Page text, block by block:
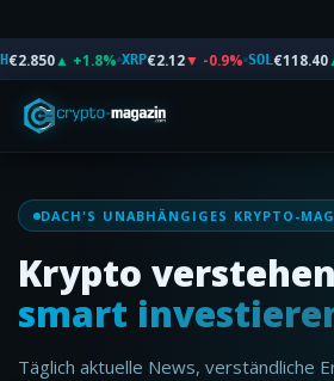
▲ +1.8% XRP€2.12▼ -0.9% SOL€118.40▲
DACH'S UNABHÄNGIGES KRYPTO-
Krypto
smart
Täglich aktuelle News, verständliche